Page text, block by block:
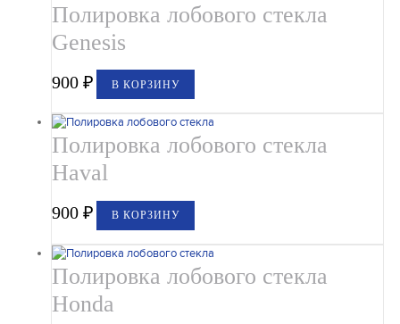
Полировка лобового стекла
Genesis
900₽ В КОРЗИНУ
Полировка лобового стекла
Haval
900₽ В КОРЗИНУ
Полировка лобового стекла
Honda